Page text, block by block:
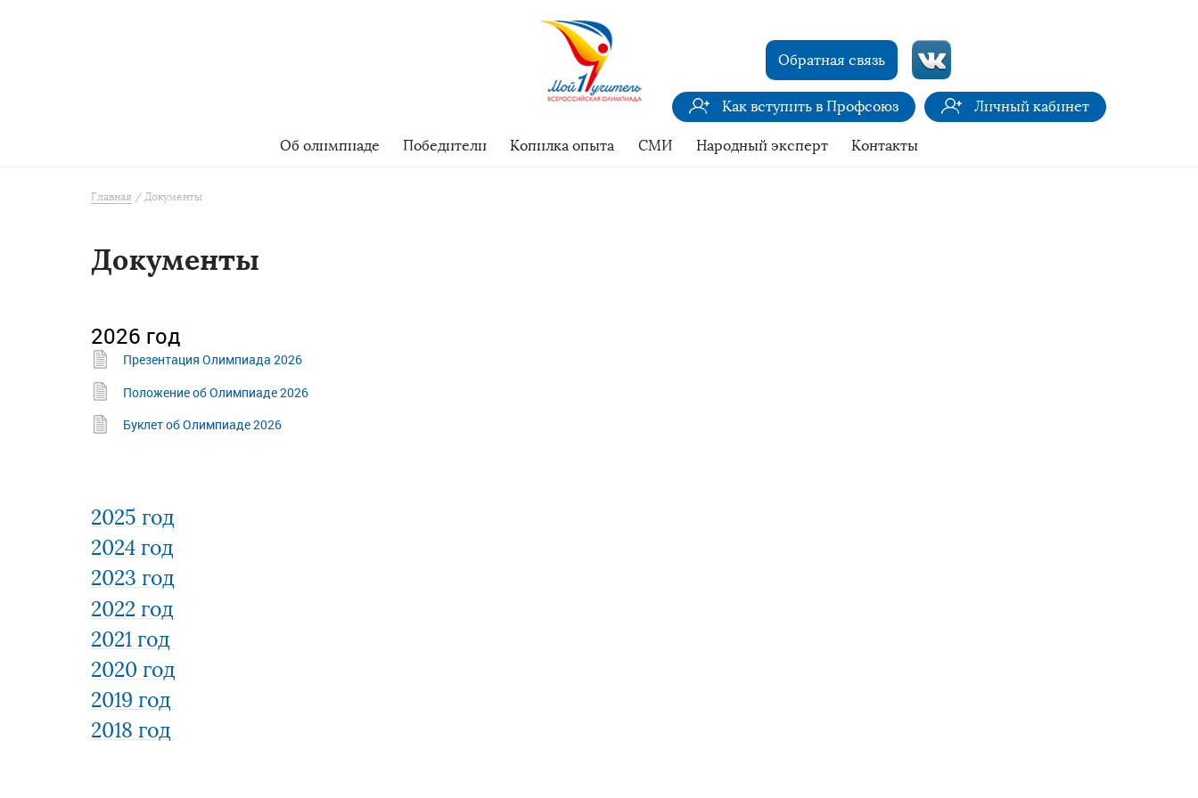
Обратная связь
Как вступить в Профсоюз Личный кабинет
Об олимпиаде Победители Копилка опыта СМИ Народный эксперт Контакты
Главная Документы
Документы
2026 год
Презентация Олимпиада 2026
Положение об Олимпиаде 2026
Буклет об Олимпиаде 2026
2025 год
2024 год
2023 год
2022 год
2021 год
2020 год
2019 год
2018 год